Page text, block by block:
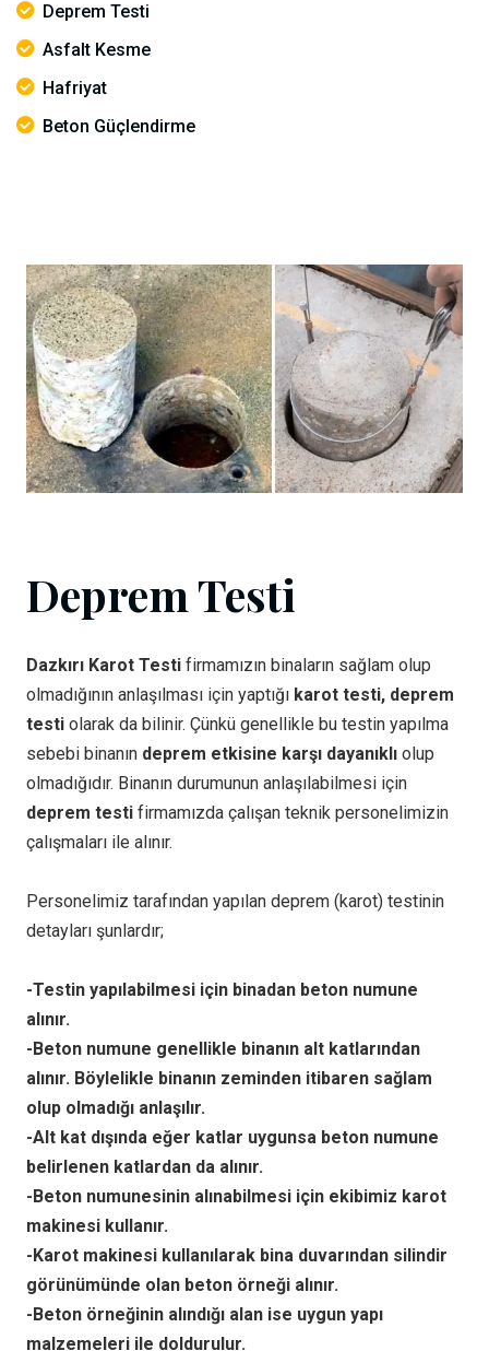
Deprem Testi
Asfalt Kesme
Hafriyat
Beton Güçlendirme
Deprem Testi
Dazkırı Karot Testi firmamızın binaların sağlam olup
olmadığının anlaşılması için yaptığı karot testi, deprem
testi olarak da bilinir. Çünkü genellikle bu testin yapılma
sebebi binanın deprem etkisine karşı dayanıklı olup
olmadığıdır. Binanın durumunun anlaşılabilmesi için
deprem testi firmamızda çalışan teknik personelimizin
çalışmaları ile alınır.
Personelimiz tarafından yapılan deprem (karot) testinin
detayları şunlardır;
-Testin yapılabilmesi için binadan beton numune
alınır.
-Beton numune genellikle binanın alt katlarından
alınır. Böylelikle binanın zeminden itibaren sağlam
olup olmadığı anlaşılır.
-Alt kat dışında eğer katlar uygunsa beton numune
belirlenen katlardan da alınır.
-Beton numunesinin alınabilmesi için ekibimiz karot
makinesi kullanır.
-Karot makinesi kullanılarak bina duvarından silindir
görünümünde olan beton örneği alınır.
-Beton örneğinin alındığı alan ise uygun yapı
malzemeleri ile doldurulur.